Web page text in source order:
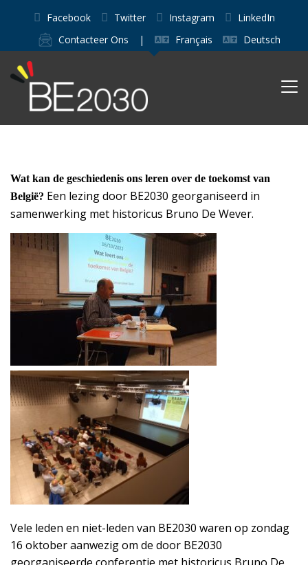
Facebook Twitter Instagram
LinkedIn
Contacteer Ons
| Français Deutsch
Wat kan de geschiedenis ons leren over de toekomst van
België? Een lezing door BE2030 georganiseerd in
samenwerking met historicus Bruno De Wever.
Vele leden en niet-leden van BE2030 waren op zondag
16 oktober aanwezig om de door BE2030